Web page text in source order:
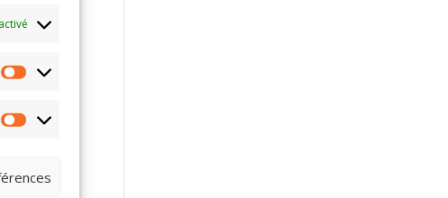
Statistiques
Marketing